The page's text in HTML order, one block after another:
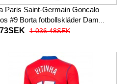
Paris Saint-Germain Goncalo
#9 Borta fotbollskläder Dam
26 Kortärmad1 036.48SEK